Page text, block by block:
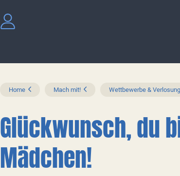
Home Mach mit! Wettbewerbe &
Glückwunsch, du
Mädchen!